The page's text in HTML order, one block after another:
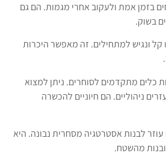
בזמן אמת ולעקוב אחרי מגמות. הם גם
בשוק.
קל ונגיש למתחילים. זה מאפשר היכרות
כלים מתקדמים לסוחרים. ניתן למצוא
ניהוליים. הם חיוניים להכשרה
לבנות אסטרטגיה מסחרית נבונה. היא
מהשטח.